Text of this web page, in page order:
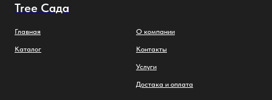
Tree Сада
Главная
Каталог
О компании
Контакты
Услуги
Достака и оплата